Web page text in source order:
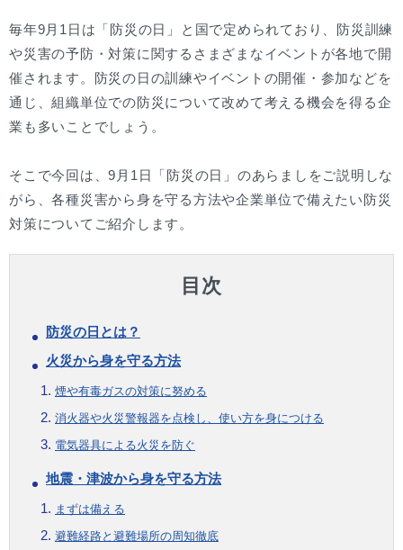
毎年9月1日は「防災の日」と国で定められており、防災訓練
や災害の予防・対策に関するさまざまなイベントが各地で開
催されます。防災の日の訓練やイベントの開催・参加などを
通じ、組織単位での防災について改めて考える機会を得る企
業も多いことでしょう。
そこで今回は、9月1日「防災の日」のあらましをご説明しな
がら、各種災害から身を守る方法や企業単位で備えたい防災
対策についてご紹介します。
目次
防災の日とは？
火災から身を守る方法
煙や有毒ガスの対策に努める
消火器や火災警報器を点検し、使い方を身につける
電気器具による火災を防ぐ
地震・津波から身を守る方法
まずは備える
避難経路と避難場所の周知徹底